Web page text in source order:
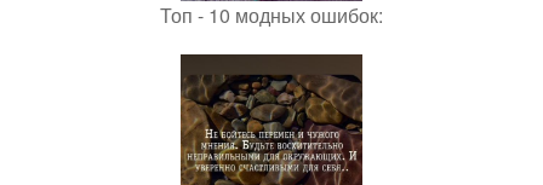
Топ - 10 модных ошибок: